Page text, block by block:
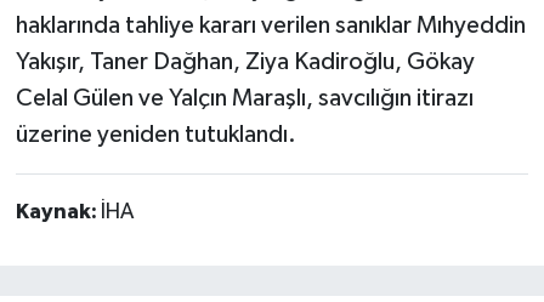
haklarında tahliye kararı verilen sanıklar Mıhyeddin
Yakışır, Taner Dağhan, Ziya Kadiroğlu, Gökay
Celal Gülen ve Yalçın Maraşlı, savcılığın itirazı
üzerine yeniden tutuklandı.
Kaynak: İHA